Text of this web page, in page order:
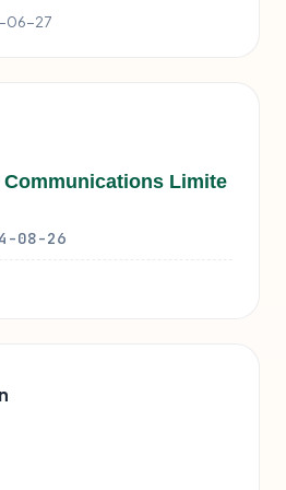
06-27
Communications Limite
08-26